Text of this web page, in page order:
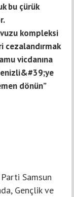
bu çürük
kompleksi
cezalandırmak
vicdanına
dönün”
Samsun
Gençlik ve